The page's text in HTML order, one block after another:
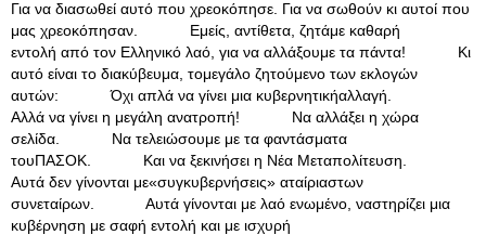
Για να διασωθεί αυτό που χρεοκόπησε. Για να σωθούν κι αυτοί που
μας χρεοκόπησαν. Εμείς, αντίθετα, ζητάμε καθαρή
εντολή από τον Ελληνικό λαό, για να αλλάξουμε τα πάντα! Κι
αυτό είναι το διακύβευμα, τομεγάλο ζητούμενο των εκλογών
αυτών: Όχι απλά να γίνει μια κυβερνητικήαλλαγή.
Αλλά να γίνει η μεγάλη ανατροπή! Να αλλάξει η χώρα
σελίδα. Να τελειώσουμε με τα φαντάσματα
τουΠΑΣΟΚ. Και να ξεκινήσει η Νέα Μεταπολίτευση.
Αυτά δεν γίνονται με«συγκυβερνήσεις» αταίριαστων
συνεταίρων. Αυτά γίνονται με λαό ενωμένο, ναστηρίζει μια
κυβέρνηση με σαφή εντολή και με ισχυρή